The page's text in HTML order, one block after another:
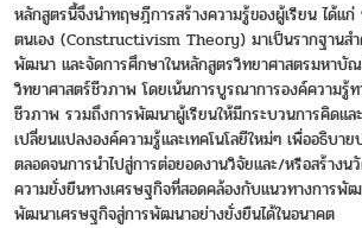
หลักสูตรนี้จึงนำทฤษฎีการสร้างความรู้ของผู้เรียน ได้แ
ตนเอง (Constructivism Theory) มาเป็นรากฐานส
พัฒนา และจัดการศึกษาในหลักสูตรวิทยาศาสตรมหาบั
วิทยาศาสตร์ชีวภาพ โดยเน้นการบูรณาการองค์ความรู้ท
ชีวภาพ รวมถึงการพัฒนาผู้เรียนให้มีกระบวนการคิดแล
เปลี่ยนแปลงองค์ความรู้และเทคโนโลยีใหม่ๆ เพื่ออธิบา
ตลอดจนการนำไปสู่การต่อยอดงานวิจัยและ/หรือสร้าง
ความยั่งยืนทางเศรษฐกิจที่สอดคล้องกับแนวทางการพัฒ
พัฒนาเศรษฐกิจสู่การพัฒนาอย่างยั่งยืนได้ในอนาคต